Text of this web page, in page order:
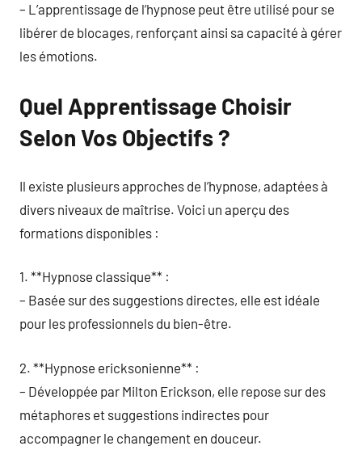
– L’apprentissage de l’hypnose peut être utilisé pour se
libérer de blocages, renforçant ainsi sa capacité à gérer
les émotions.
Quel Apprentissage Choisir
Selon Vos Objectifs ?
Il existe plusieurs approches de l’hypnose, adaptées à
divers niveaux de maîtrise. Voici un aperçu des
formations disponibles :
1. **Hypnose classique** :
– Basée sur des suggestions directes, elle est idéale
pour les professionnels du bien-être.
2. **Hypnose ericksonienne** :
– Développée par Milton Erickson, elle repose sur des
métaphores et suggestions indirectes pour
accompagner le changement en douceur.